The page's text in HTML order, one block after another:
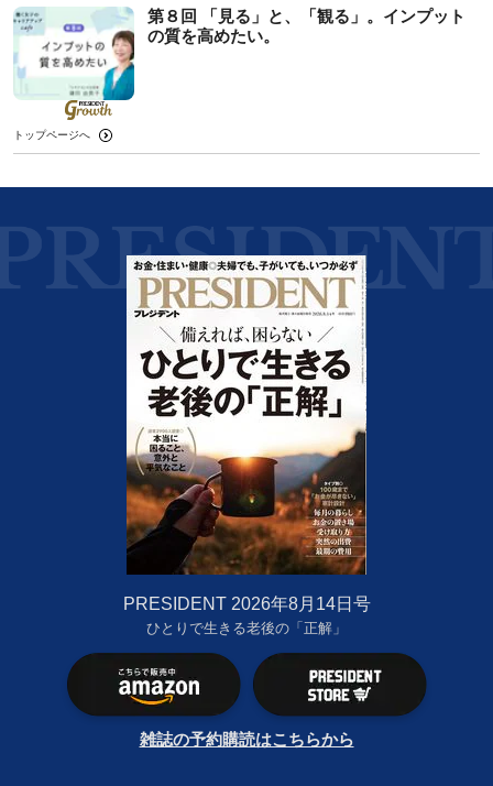
第８回 「見る」と、「観る」。インプット
の質を高めたい。
トップページへ
PRESIDENT 2026年8月14日号
ひとりで生きる老後の「正解」
雑誌の予約購読はこちらから